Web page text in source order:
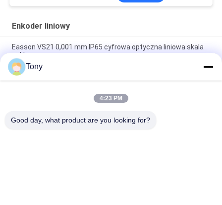
Enkoder liniowy
Easson VS21 0,001 mm IP65 cyfrowa optyczna liniowa skala
szklana
2 Frezarka 3-osiowa Tokarka Absolutny przyrostowy enkoder
liniowy
Wysoce precyzyjny wyświetlacz LCD Cnc 0,005 mm 1um
Tony
4:23 PM
Good day, what product are you looking for?